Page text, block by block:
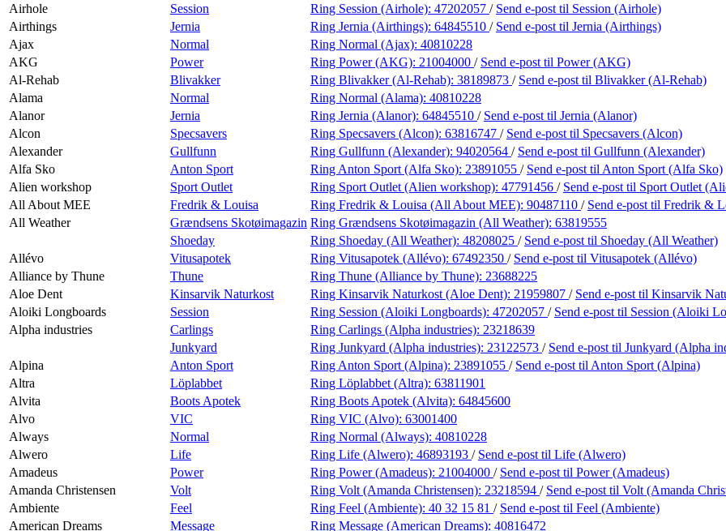
Airhole
Session Ring Session (Airhole): 47202057 / Send e-post til Session (Airhole)
Airthings
Jernia Ring Jernia (Airthings): 64845510 / Send e-post til Jernia (Airthings)
Ajax
Normal Ring Normal (Ajax): 40810228
AKG
Power Ring Power (AKG): 21004000 / Send e-post til Power (AKG)
Al-Rehab
Blivakker Ring Blivakker (Al-Rehab): 38189873 / Send e-post til Blivakker (Al-Rehab)
Alama
Normal Ring Normal (Alama): 40810228
Alanor
Jernia Ring Jernia (Alanor): 64845510 / Send e-post til Jernia (Alanor)
Alcon
Specsavers Ring Specsavers (Alcon): 63816747 / Send e-post til Specsavers (Alcon)
Alexander
Gullfunn Ring Gullfunn (Alexander): 94020564 / Send e-post til Gullfunn (Alexander)
Alfa Sko
Anton Sport Ring Anton Sport (Alfa Sko): 23891055 / Send e-post til Anton Sport (Alfa Sko)
Alien workshop
Sport Outlet Ring Sport Outlet (Alien workshop): 47791456 / Send e-post til Sport Outlet
All About MEE
Fredrik & Louisa Ring Fredrik & Louisa (All About MEE): 90487110 / Send e-post til Fredrik &
All Weather
Grændsens Skotøimagazin Ring Grændsens Skotøimagazin (All Weather): 63819555
Shoeday
Ring Shoeday (All Weather): 48208025 / Send e-post til Shoeday (All Weather)
Allévo
Vitusapotek Ring Vitusapotek (Allévo): 67492350 / Send e-post til Vitusapotek (Allévo)
Alliance by Thune
Thune Ring Thune (Alliance by Thune): 23688225
Aloe Dent
Kinsarvik Naturkost Ring Kinsarvik Naturkost (Aloe Dent): 21959807 / Send e-post til Kinsarvik
Aloiki Longboards
Session Ring Session (Aloiki Longboards): 47202057 / Send e-post til Session (Aloiki
Alpha industries
Carlings Ring Carlings (Alpha industries): 23218639
Junkyard
Ring Junkyard (Alpha industries): 23122573 / Send e-post til Junkyard (Alpha
Alpina
Anton Sport Ring Anton Sport (Alpina): 23891055 / Send e-post til Anton Sport (Alpina)
Altra
Löplabbet Ring Löplabbet (Altra): 63811901
Alvita
Boots Apotek Ring Boots Apotek (Alvita): 64845600
Alvo
VIC Ring VIC (Alvo): 63001400
Always
Normal Ring Normal (Always): 40810228
Alwero
Life Ring Life (Alwero): 46893193 / Send e-post til Life (Alwero)
Amadeus
Power Ring Power (Amadeus): 21004000 / Send e-post til Power (Amadeus)
Amanda Christensen
Volt Ring Volt (Amanda Christensen): 23218594 / Send e-post til Volt (Amanda
Ambiente
Feel Ring Feel (Ambiente): 40 32 15 81 / Send e-post til Feel (Ambiente)
American Dreams
Message Ring Message (American Dreams): 40816472